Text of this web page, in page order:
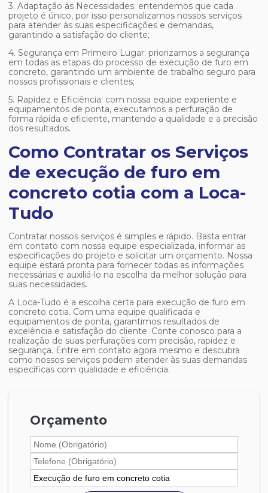
3. Adaptação às Necessidades: entendemos que cada
projeto é único, por isso personalizamos nossos serviços
para atender às suas especificações e demandas,
garantindo a satisfação do cliente;
4. Segurança em Primeiro Lugar: priorizamos a segurança
em todas as etapas do processo de execução de furo em
concreto, garantindo um ambiente de trabalho seguro para
nossos profissionais e clientes;
5. Rapidez e Eficiência: com nossa equipe experiente e
equipamentos de ponta, executamos a perfuração de
forma rápida e eficiente, mantendo a qualidade e a precisão
dos resultados.
Como Contratar os Serviços
de execução de furo em
concreto cotia com a Loca-
Tudo
Contratar nossos serviços é simples e rápido. Basta entrar
em contato com nossa equipe especializada, informar as
especificações do projeto e solicitar um orçamento. Nossa
equipe estará pronta para fornecer todas as informações
necessárias e auxiliá-lo na escolha da melhor solução para
suas necessidades.
A Loca-Tudo é a escolha certa para execução de furo em
concreto cotia. Com uma equipe qualificada e
equipamentos de ponta, garantimos resultados de
excelência e satisfação do cliente. Conte conosco para a
realização de suas perfurações com precisão, rapidez e
segurança. Entre em contato agora mesmo e descubra
como nossos serviços podem atender às suas demandas
específicas com qualidade e eficiência.
Orçamento